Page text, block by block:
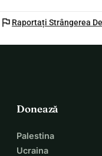
flag Raportați Strângerea
Donează
Palestina
Ucraina